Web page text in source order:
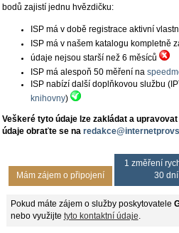
bodů zajistí jednu hvězdičku:
ISP má v době registrace aktivní
ISP má v našem katalogu kompletně
údaje nejsou starší než 6 měsíců
ISP má alespoň 50 měření na
ISP nabízí další doplňkovou službu
knihovny)
Veškeré tyto údaje lze zakládat a upravovat
údaje obraťte se na
Mám zájem o připojení
1 změření
30 dní
Pokud máte zájem o služby poskytovatele
nebo využijte tyto kontaktní údaje